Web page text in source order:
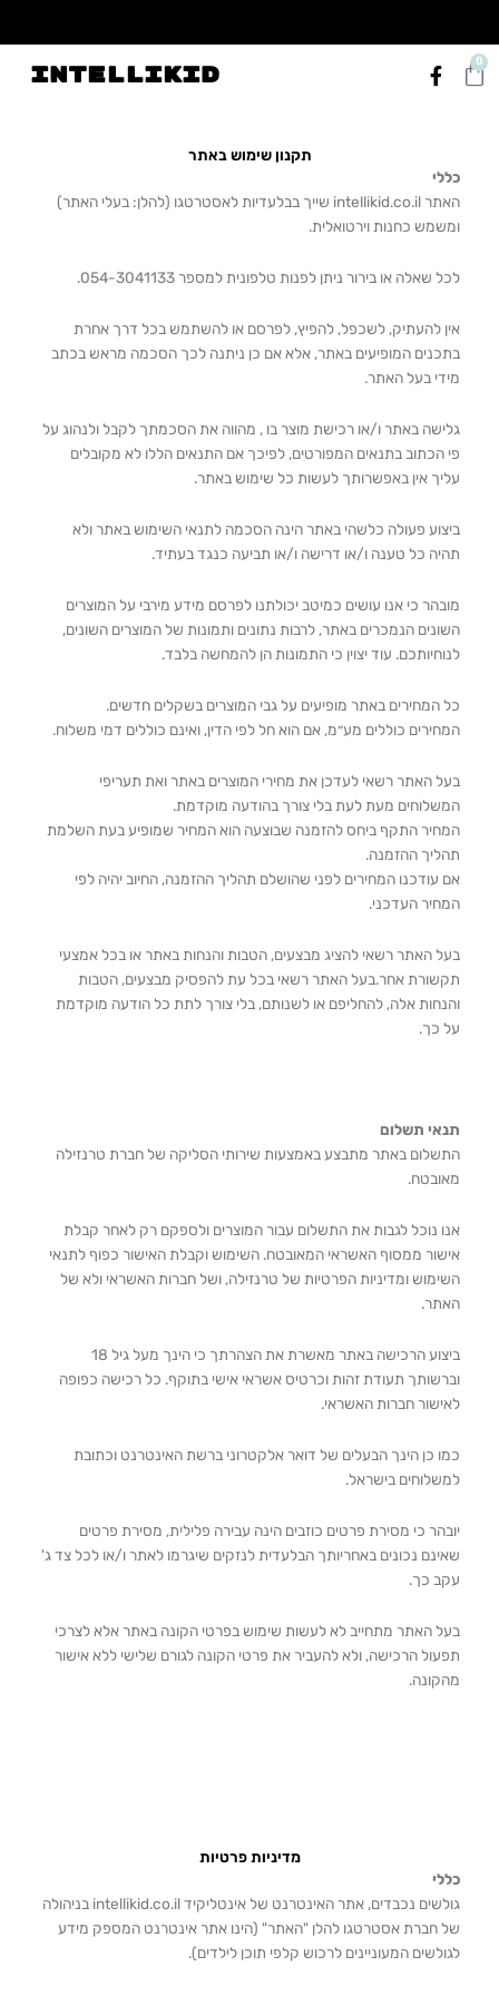
משלוח חינם בכל קנייה
0
עגלת
F
a
o
k
-
INTELLIKID
תקנון שימוש באתר
כללי
האתר intellikid.co.il שייך בבלעדיות לאסטרטגו (להלן: בעלי האתר)
ומשמש כחנות וירטואלית.
לכל שאלה או בירור ניתן לפנות טלפונית למספר 054-3041133.
אין להעתיק, לשכפל, להפיץ, לפרסם או להשתמש בכל דרך אחרת
בתכנים המופיעים באתר, אלא אם כן ניתנה לכך הסכמה מראש בכתב
מידי בעל האתר.
גלישה באתר ו/או רכישת מוצר בו , מהווה את הסכמתך לקבל ולנהוג על
פי הכתוב בתנאים המפורטים, לפיכך אם התנאים הללו לא מקובלים
עליך אין באפשרותך לעשות כל שימוש באתר.
ביצוע פעולה כלשהי באתר הינה הסכמה לתנאי השימוש באתר ולא
תהיה כל טענה ו/או דרישה ו/או תביעה כנגד בעתיד.
מובהר כי אנו עושים כמיטב יכולתנו לפרסם מידע מירבי על המוצרים
השונים הנמכרים באתר, לרבות נתונים ותמונות של המוצרים השונים,
לנוחיותכם. עוד יצוין כי התמונות הן להמחשה בלבד.
כל המחירים באתר מופיעים על גבי המוצרים בשקלים חדשים.
המחירים כוללים מע״מ, אם הוא חל לפי הדין, ואינם כוללים דמי משלוח.
בעל האתר רשאי לעדכן את מחירי המוצרים באתר ואת תעריפי
המשלוחים מעת לעת בלי צורך בהודעה מוקדמת.
המחיר התקף ביחס להזמנה שבוצעה הוא המחיר שמופיע בעת השלמת
תהליך ההזמנה.
אם עודכנו המחירים לפני שהושלם תהליך ההזמנה, החיוב יהיה לפי
המחיר העדכני.
בעל האתר רשאי להציג מבצעים, הטבות והנחות באתר או בכל אמצעי
תקשורת אחר.בעל האתר רשאי בכל עת להפסיק מבצעים, הטבות
והנחות אלה, להחליפם או לשנותם, בלי צורך לתת כל הודעה מוקדמת
על כך.
תנאי תשלום
התשלום באתר מתבצע באמצעות שירותי הסליקה של חברת טרנזילה
מאובטח.
אנו נוכל לגבות את התשלום עבור המוצרים ולספקם רק לאחר קבלת
אישור ממסוף האשראי המאובטח. השימוש וקבלת האישור כפוף לתנאי
השימוש ומדיניות הפרטיות של טרנזילה, ושל חברות האשראי ולא של
האתר.
ביצוע הרכישה באתר מאשרת את הצהרתך כי הינך מעל גיל 18
וברשותך תעודת זהות וכרטיס אשראי אישי בתוקף. כל רכישה כפופה
לאישור חברות האשראי.
כמו כן הינך הבעלים של דואר אלקטרוני ברשת האינטרנט וכתובת
למשלוחים בישראל.
יובהר כי מסירת פרטים כוזבים הינה עבירה פלילית, מסירת פרטים
שאינם נכונים באחריותך הבלעדית לנזקים שיגרמו לאתר ו/או לכל צד ג'
עקב כך.
בעל האתר מתחייב לא לעשות שימוש בפרטי הקונה באתר אלא לצרכי
תפעול הרכישה, ולא להעביר את פרטי הקונה לגורם שלישי ללא אישור
מהקונה.
מדיניות פרטיות
כללי
גולשים נכבדים, אתר האינטרנט של אינטליקיד intellikid.co.il בניהולה
של חברת אסטרטגו להלן "האתר" (הינו אתר אינטרנט המספק מידע
לגולשים המעוניינים לרכוש קלפי תוכן לילדים).